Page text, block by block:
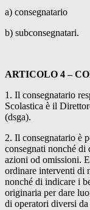
a) consegnatario
b) subconsegnatari.
ARTICOLO 4 –
1. Il consegnatario
Scolastica è il
(dsga).
2. Il consegnatario è
consegnati nonché di
azioni od omissioni.
ordinare interventi di
nonché di indicare i
originaria per dare
di operatori diversi